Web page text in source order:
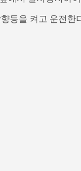
등을 켜고 운전한